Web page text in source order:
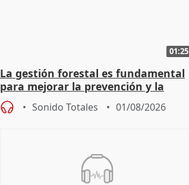
01:25
La gestión forestal es fundamental
para mejorar la prevención y la
actuación frente a incendios
Sonido Totales 01/08/2026